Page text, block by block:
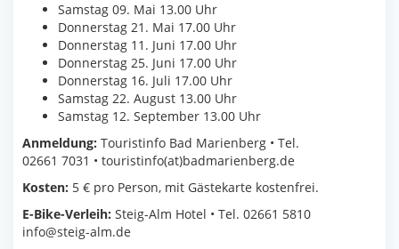
Samstag 09. Mai 13.00 Uhr
Donnerstag 21. Mai 17.00 Uhr
Donnerstag 11. Juni 17.00 Uhr
Donnerstag 25. Juni 17.00 Uhr
Donnerstag 16. Juli 17.00 Uhr
Samstag 22. August 13.00 Uhr
Samstag 12. September 13.00 Uhr
Anmeldung: Touristinfo Bad Marienberg • Tel.
02661 7031 • touristinfo(at)badmarienberg.de
Kosten: 5 € pro Person, mit Gästekarte kostenfrei.
E-Bike-Verleih: Steig-Alm Hotel • Tel. 02661 5810
info@steig-alm.de